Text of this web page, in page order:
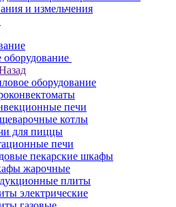
и измельчения
оборудование
оборудование
печи
котлы
для пиццы
печи
пекарские шкафы
жарочные
плиты
электрические